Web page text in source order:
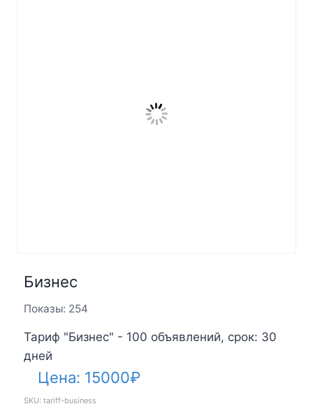
Бизнес
Показы: 254
Тариф "Бизнес" - 100 объявлений, срок: 30
дней
Цена: 15000₽
SKU: tariff-business